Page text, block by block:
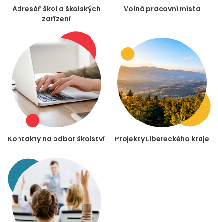
Adresář škol a školských
zařízení
Volná pracovní místa
Kontakty na odbor školství Projekty Libereckého kraje